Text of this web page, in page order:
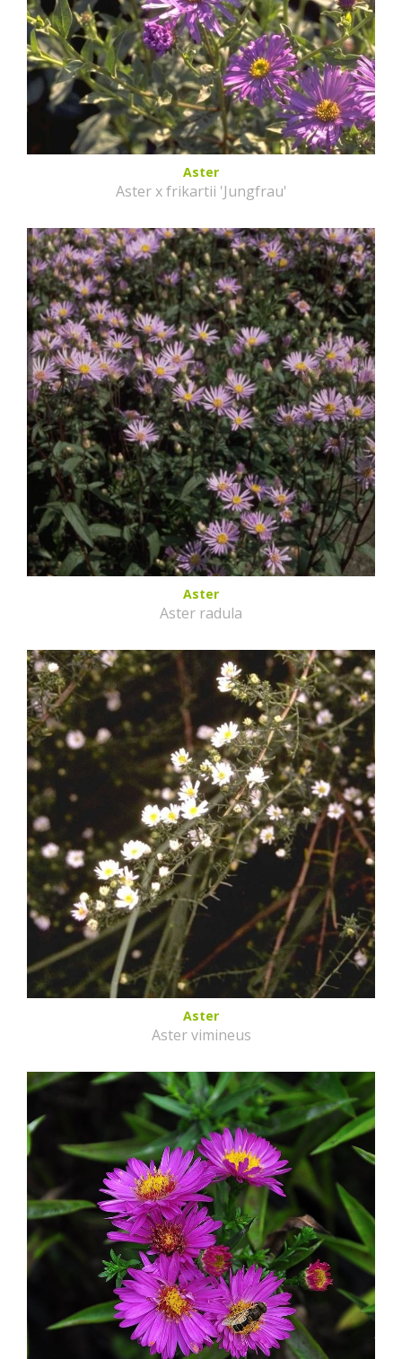
Aster
Aster x frikartii 'Jungfrau'
Aster
Aster radula
Aster
Aster vimineus